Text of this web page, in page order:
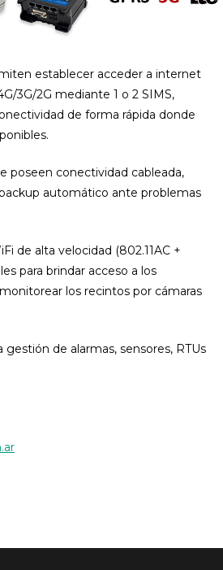
establecer acceder a internet
3G/2G mediante 1 o 2 SIMS,
de forma rápida donde
poseen conectividad cableada,
automático ante problemas
de alta velocidad (802.11AC +
para brindar acceso a los
los recintos por cámaras
gestión de alarmas, sensores, RTUs